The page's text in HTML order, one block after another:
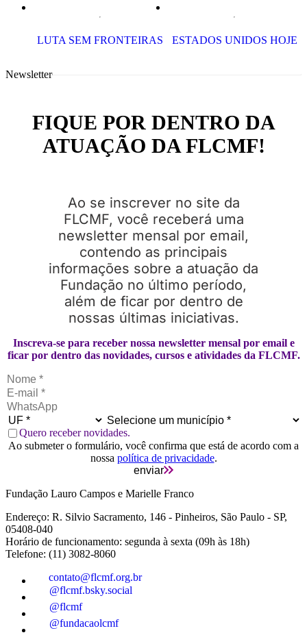
LUTA SEM FRONTEIRAS ESTADOS UNIDOS HOJE
Newsletter
Inscreva-se para receber nossa newsletter mensal por email e
ficar por dentro das novidades, cursos e atividades da FLCMF.
Quero receber novidades.
Ao submeter o formulário, você confirma que está de acordo com a
nossa política de privacidade.
enviar
FIQUE POR DENTRO DA
ATUAÇÃO DA FLCMF!
Ao se inscrever no site da
FLCMF, você receberá uma
newsletter mensal por email,
contendo as principais
informações sobre a atuação da
Fundação no último período,
além de ficar por dentro de
nossas últimas iniciativas.
Fundação Lauro Campos e Marielle Franco
Endereço: R. Silvio Sacramento, 146 - Pinheiros, São Paulo - SP,
05408-040
Horário de funcionamento: segunda à sexta (09h às 18h)
Telefone: (11) 3082-8060
contato@flcmf.org.br
@flcmf.bsky.social
@flcmf
@fundacaolcmf